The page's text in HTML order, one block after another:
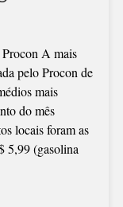
A mais
pelo Procon de
mais
do mês
locais foram as
5,99 (gasolina